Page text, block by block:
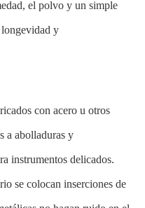
el polvo y un simple
longevidad y
con acero u otros
a abolladuras y
instrumentos delicados.
se colocan inserciones de